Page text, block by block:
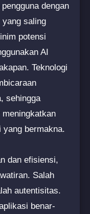
dengan
saling
potensi
AI
Teknologi
sehingga
meningkatkan
yang bermakna.
dan efisiensi,
Salah
autentisitas.
benar-